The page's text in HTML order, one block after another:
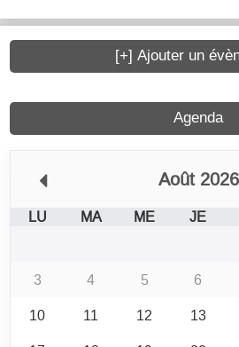
Agenda
Août 2026
LU MA ME JE
3
4 5 6
10
11 12 13
[+] Ajouter un